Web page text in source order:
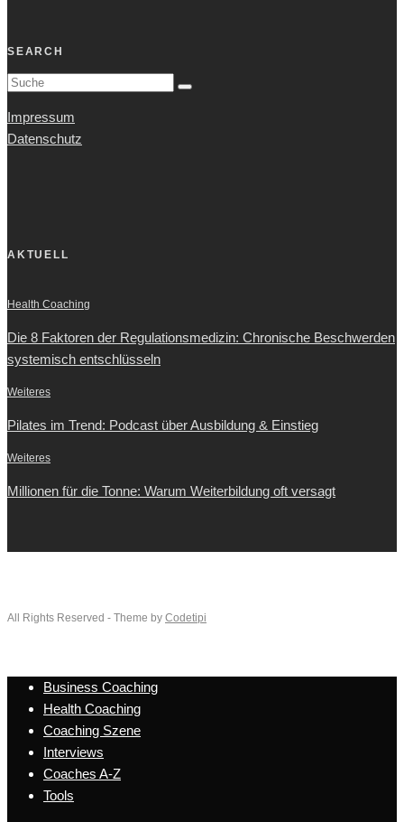
SEARCH
Impressum
Datenschutz
AKTUELL
Health Coaching
Die 8 Faktoren der Regulationsmedizin: Chronische Beschwerden
systemisch entschlüsseln
Weiteres
Pilates im Trend: Podcast über Ausbildung & Einstieg
Weiteres
Millionen für die Tonne: Warum Weiterbildung oft versagt
All Rights Reserved - Theme by Codetipi
Business Coaching
Health Coaching
Coaching Szene
Interviews
Coaches A-Z
Tools